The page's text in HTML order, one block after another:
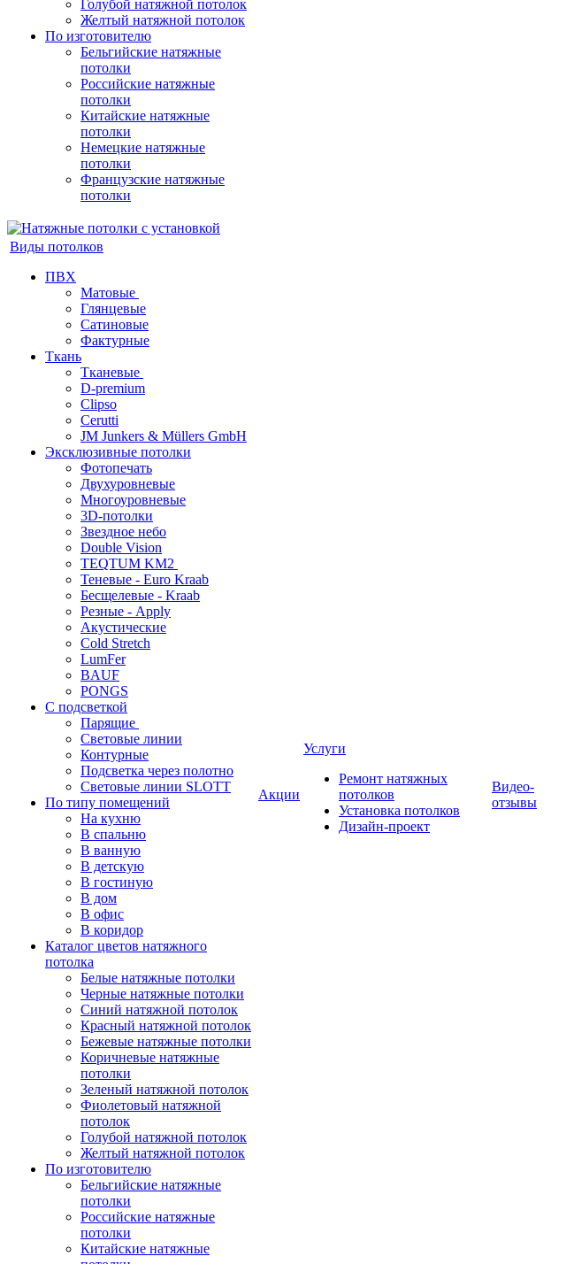
Голубой натяжной потолок
Желтый натяжной потолок
По изготовителю
Бельгийские натяжные
потолки
Российские натяжные
потолки
Китайские натяжные
потолки
Немецкие натяжные
потолки
Французские натяжные
потолки
Виды потолков
ПВХ
Матовые
Глянцевые
Сатиновые
Фактурные
Ткань
Тканевые
D-premium
Clipso
Cerutti
JM Junkers & Müllers GmbH
Эксклюзивные потолки
Фотопечать
Двухуровневые
Многоуровневые
3D-потолки
Звездное небо
Double Vision
TEQTUM KM2
Теневые - Euro Kraab
Бесщелевые - Kraab
Резные - Apply
Акустические
Cold Stretch
LumFer
BAUF
PONGS
С подсветкой
Парящие
Световые линии
Контурные
Подсветка через полотно
Световые линии SLOTT
По типу помещений
На кухню
В спальню
В ванную
В детскую
В гостиную
В дом
В офис
В коридор
Каталог цветов натяжного
потолка
Белые натяжные потолки
Черные натяжные потолки
Синий натяжной потолок
Красный натяжной потолок
Бежевые натяжные потолки
Коричневые натяжные
потолки
Зеленый натяжной потолок
Фиолетовый натяжной
потолок
Голубой натяжной потолок
Желтый натяжной потолок
По изготовителю
Бельгийские натяжные
потолки
Российские натяжные
потолки
Китайские натяжные
Акции
Услуги
Ремонт натяжных
потолков
Установка потолков
Дизайн-проект
Видео-
отзывы